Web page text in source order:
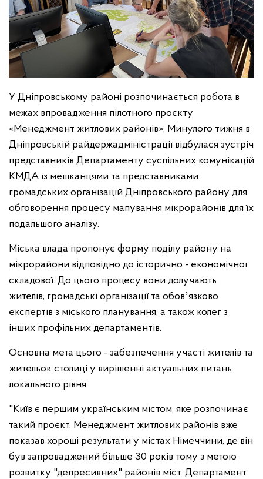
У Дніпровському районі розпочинається робота в
межах впровадження пілотного проєкту
«Менеджмент житлових районів». Минулого тижня в
Дніпровській райдержадміністрації відбулася зустріч
представників Департаменту суспільних комунікацій
КМДА із мешканцями та представниками
громадських організацій Дніпровського району для
обговорення процесу мапування мікрорайонів для їх
подальшого аналізу.
Міська влада пропонує форму поділу району на
мікрорайони відповідно до історично - економічної
складової. До цього процесу вони долучають
жителів, громадські організації та обовʼязково
експертів з міського планування, а також колег з
інших профільних департаментів.
Основна мета цього - забезпечення участі жителів та
жительок столиці у вирішенні актуальних питань
локального рівня.
"Київ є першим українським містом, яке розпочинає
такий проєкт. Менеджмент житлових районів вже
показав хороші результати у містах Німеччини, де він
був запроваджений більше 30 років тому з метою
розвитку "депресивних" районів міст. Департамент